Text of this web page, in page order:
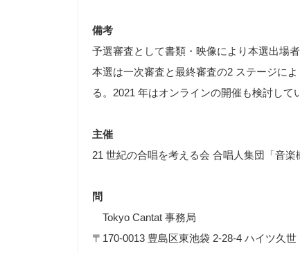
備考
予選審査として書類・映像により本選出場者
本選は一次審査と最終審査の2 ステージに
る。2021 年はオンラインの開催も検討して
主催
21 世紀の合唱を考える会 合唱人集団「音楽
問
Tokyo Cantat 事務局
〒170-0013 豊島区東池袋 2-28-4 ハイツ久世